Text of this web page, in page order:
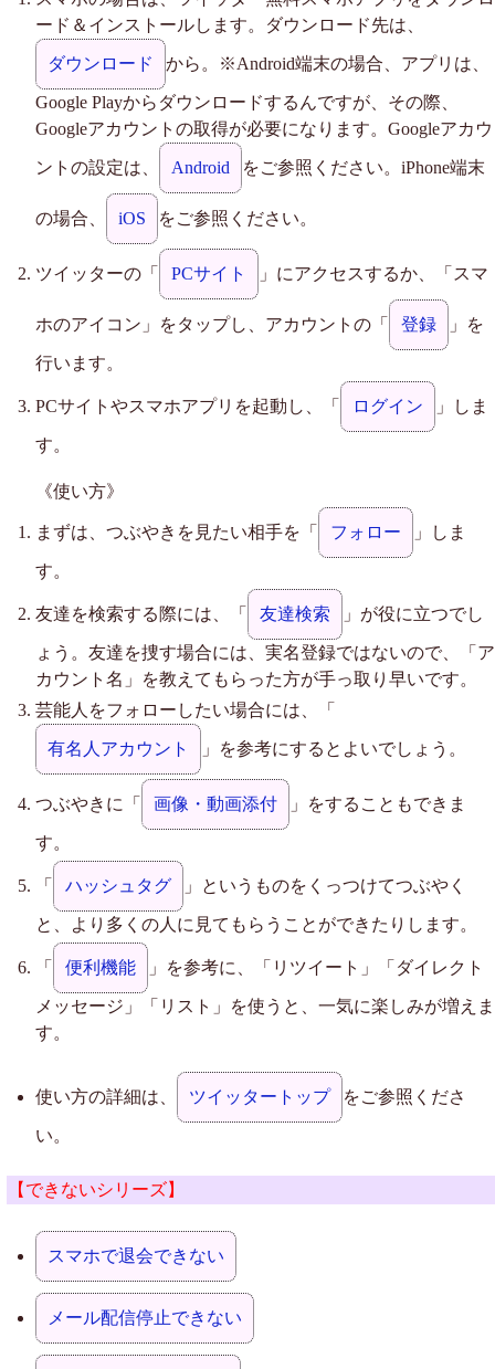
ード＆インストールします。ダウンロード先は、
ダウンロード から。※Android端末の場合、アプリは、
Google Playからダウンロードするんですが、その際、
Googleアカウントの取得が必要になります。Googleアカウ
ントの設定は、 Android をご参照ください。iPhone端末
の場合、 iOS をご参照ください。
ツイッターの「 PCサイト 」にアクセスするか、「スマ
ホのアイコン」をタップし、アカウントの「 登録 」を
行います。
PCサイトやスマホアプリを起動し、「 ログイン 」しま
す。
《使い方》
まずは、つぶやきを見たい相手を「 フォロー 」しま
す。
友達を検索する際には、「 友達検索 」が役に立つでし
ょう。友達を捜す場合には、実名登録ではないので、「ア
カウント名」を教えてもらった方が手っ取り早いです。
芸能人をフォローしたい場合には、「
有名人アカウント 」を参考にするとよいでしょう。
つぶやきに「 画像・動画添付 」をすることもできま
す。
「 ハッシュタグ 」というものをくっつけてつぶやく
と、より多くの人に見てもらうことができたりします。
「 便利機能 」を参考に、「リツイート」「ダイレクト
メッセージ」「リスト」を使うと、一気に楽しみが増えま
す。
使い方の詳細は、 ツイッタートップ をご参照くださ
い。
【できないシリーズ】
スマホで退会できない
メール配信停止できない